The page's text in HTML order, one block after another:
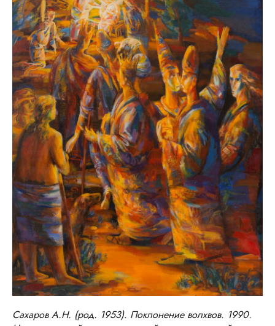
Сахаров А.Н. (род. 1953). Поклонение волхвов. 1990.